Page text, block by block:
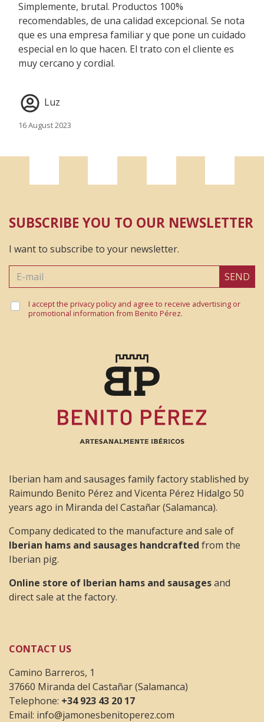
Simplemente, brutal. Productos 100%
recomendables, de una calidad excepcional. Se nota
que es una empresa familiar y que pone un cuidado
especial en lo que hacen. El trato con el cliente es
muy cercano y cordial.
Luz
16 August 2023
Javi
Para el que le guste comerla cruda está exquisita
,una delicia para el paladar
Excelente calidad, buena pieza, la utilizo en muchos
platos, seguí su recomendación de probarla cruda
SUBSCRIBE YOU TO OUR NEWSLETTER
I want to subscribe to your newsletter.
SEND
I accept the privacy policy and agree to receive advertising or
promotional information from Benito Pérez.
Iberian ham and sausages family factory stablished by
Raimundo Benito Pérez and Vicenta Pérez Hidalgo 50
years ago in Miranda del Castañar (Salamanca).
Company dedicated to the manufacture and sale of
Iberian hams and sausages handcrafted from the
Iberian pig.
Online store of Iberian hams and sausagesand
direct sale at the factory.
CONTACT US
Camino Barreros, 1
37660 Miranda del Castañar (Salamanca)
Telephone: +34 923 43 20 17
Email: info@jamonesbenitoperez.com